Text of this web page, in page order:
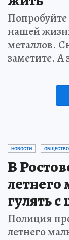
нашей
металлов.
заметите. А
НОВОСТИ ОБЩЕСТВО
В
гулять
Полиция
летнего